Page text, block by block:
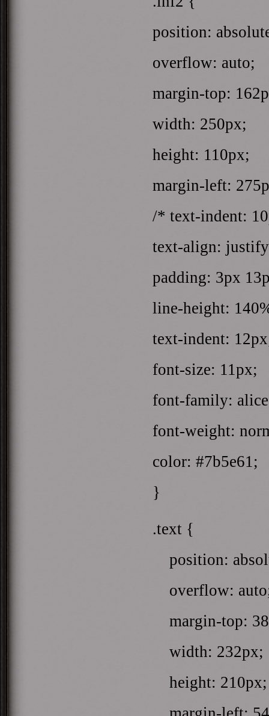
position:
overflow: auto;
margin-top:
width: 250px;
height: 110px;
margin-left:
/* text-indent:
text-align:
padding: 3px
line-height:
text-indent:
font-size: 11px;
font-family:
font-weight:
color: #7b5e61;
}
.text {
position:
overflow:
margin-top:
width: 232px;
height: 210px;